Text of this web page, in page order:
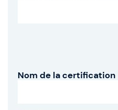
Nom de la certification